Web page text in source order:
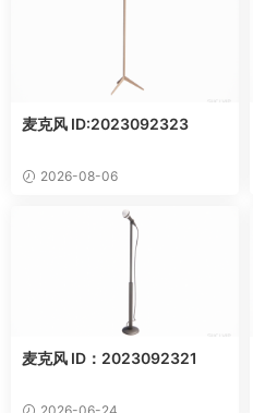
麦克风 ID:2023092323
2026-08-06
麦克风 ID：2023092321